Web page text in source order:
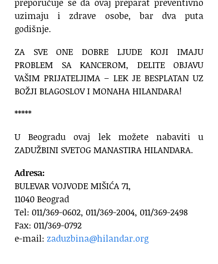
preporučuje se da ovaj preparat preventivno
uzimaju i zdrave osobe, bar dva puta
godišnje.
ZA SVE ONE DOBRE LJUDE KOJI IMAJU
PROBLEM SA KANCEROM, DELITE OBJAVU
VAŠIM PRIJATELJIMA – LEK JE BESPLATAN UZ
BOŽJI BLAGOSLOV I MONAHA HILANDARA!
*****
U Beogradu ovaj lek možete nabaviti u
ZADUŽBINI SVETOG MANASTIRA HILANDARA.
Adresa:
BULEVAR VOJVODE MIŠIĆA 71,
11040 Beograd
Tel: 011/369-0602, 011/369-2004, 011/369-2498
Fax: 011/369-0792
e-mail: zaduzbina@hilandar.org